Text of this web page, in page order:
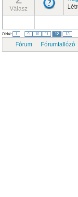
Válasz
Oldal: 1 9 10 11 12 13
Fórum Fórumtallózó